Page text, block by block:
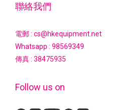
聯絡我們
電郵 : cs@hkequipment.net
Whatsapp : 98569349
傳真 : 38475935
Follow us on